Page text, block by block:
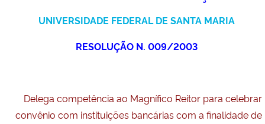
Ministério da Ciência, Tecnologia, Inovações e Comunicações
UNIVERSIDADE FEDERAL DE SANTA MARIA
RESOLUÇÃO N. 009/2003
Delega competência ao Magnífico Reitor para celebrar
convênio com instituições bancárias com a finalidade de